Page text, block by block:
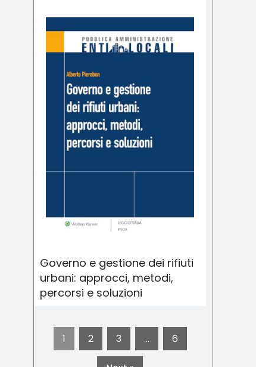
Governo e gestione dei rifiuti
urbani: approcci, metodi,
percorsi e soluzioni
1 2 3 … 6